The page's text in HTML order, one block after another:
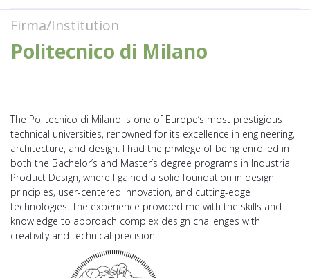
Firma/Institution
Politecnico di Milano
The Politecnico di Milano is one of Europe’s most prestigious
technical universities, renowned for its excellence in engineering,
architecture, and design. I had the privilege of being enrolled in
both the Bachelor’s and Master’s degree programs in Industrial
Product Design, where I gained a solid foundation in design
principles, user-centered innovation, and cutting-edge
technologies. The experience provided me with the skills and
knowledge to approach complex design challenges with
creativity and technical precision.